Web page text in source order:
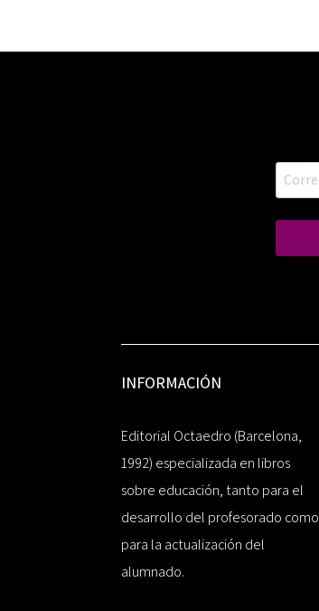
INFORMACIÓN
Editorial Octaedro (Barcelona,
1992) especializada en libros
sobre educación, tanto para el
desarrollo del profesorado como
para la actualización del
alumnado.